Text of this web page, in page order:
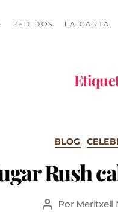
PEDIDOS LA CARTA
BLOG
Rush
Por Meritxell